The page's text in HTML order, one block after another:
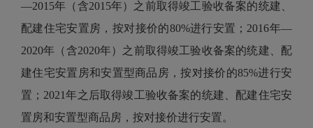
—2015年（含2015年）之前取得竣工验收备案的统建、
配建住宅安置房，按对接价的80%进行安置；2016年—
2020年（含2020年）之前取得竣工验收备案的统建、配
建住宅安置房和安置型商品房，按对接价的85%进行安
置；2021年之后取得竣工验收备案的统建、配建住宅安
置房和安置型商品房，按对接价进行安置。